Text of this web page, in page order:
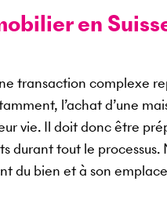
en
transaction complexe
l’achat d’une
vie. Il doit donc être
durant tout le
du bien et à son